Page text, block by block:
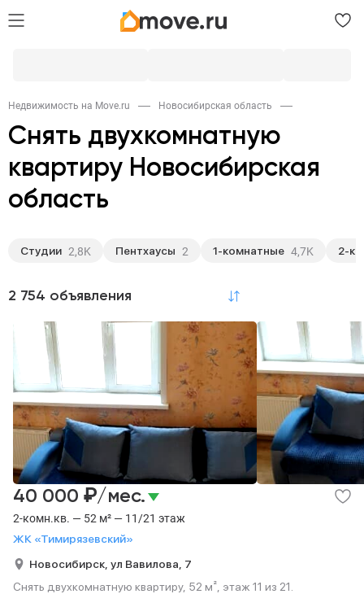
Недвижимость на Move.ru Новосибирская область
Снять двухкомнатную
квартиру Новосибирская
область
Студии 2,8K Пентхаусы 2 1-комнатные 4,7K 2-
2 754 объявленияпо релевантности
2-комн.кв. — 52 м² — 11/21 этаж
ЖК «Тимирязевский»
40 000 ₽/мес.
Новосибирск, ул Вавилова, 7
Снять двухкомнатную квартиру, 52 м², этаж 11 из 21.